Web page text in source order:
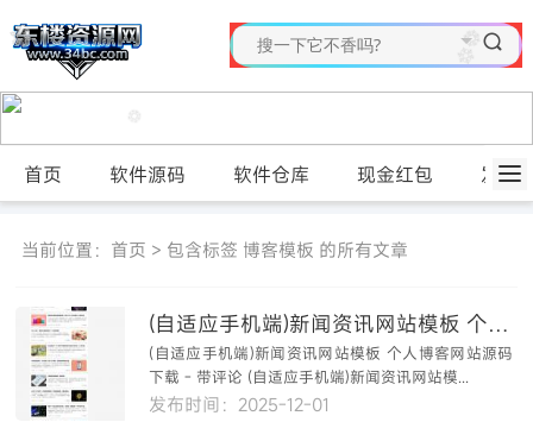
首页 软件源码 软件仓库 现金红包 发布
当前位置： 首页 > 包含标签 博客模板 的所有文章
(自适应手机端)新闻资讯网站模板 个人博客网站源码下载 - 带评论
(自适应手机端)新闻资讯网站模板 个人博客网站源码
下载 - 带评论 (自适应手机端)新闻资讯网站模...
发布时间：2025-12-01